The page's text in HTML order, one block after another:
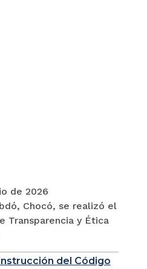
de 2026
Chocó, se realizó el
Transparencia y Ética
del Código